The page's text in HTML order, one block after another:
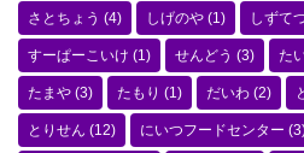
さとちょう (4) しげのや (1) しずて
すーぱーこいけ (1) せんどう (3) た
たまや (3) たもり (1) だいわ (2)
とりせん (12) にいつフードセンター